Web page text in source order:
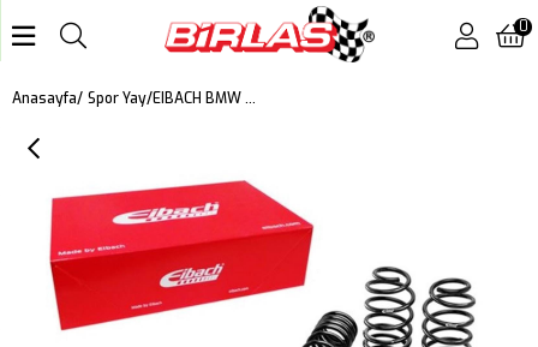
0
Anasayfa Spor Yay EIBACH BMW - 2 COUPE (G42) PRO KIT - 20 MM